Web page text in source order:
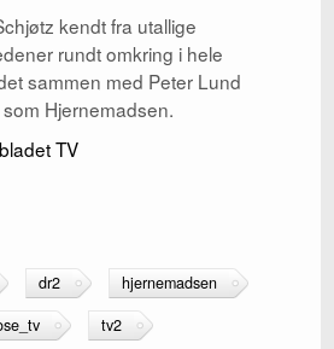
kendt fra utallige
rundt omkring i hele
sammen med Peter Lund
Hjernemadsen.
TV
dr2
hjernemadsen
tv2